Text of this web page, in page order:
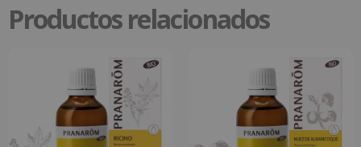
Productos relacionados